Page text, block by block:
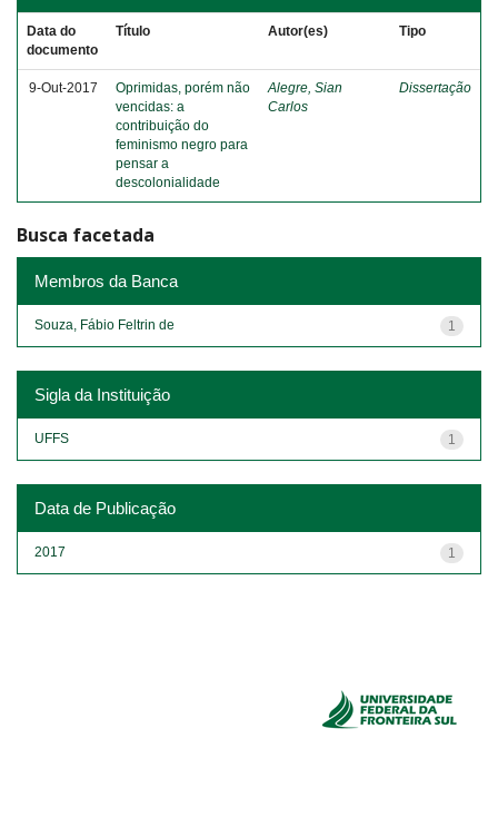
Data do
documento
Título Autor(es) Tipo
9-Out-2017
Oprimidas, porém não
vencidas: a
contribuição do
feminismo negro para
pensar a
descolonialidade
Alegre, Sian
Carlos
Dissertação
Busca facetada
Membros da Banca
1
Souza, Fábio Feltrin de
Sigla da Instituição
1
UFFS
Data de Publicação
1
2017